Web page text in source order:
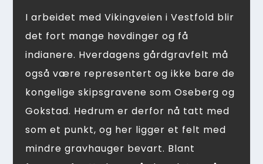
I arbeidet med Vikingveien i Vestfold blir
det fort mange høvdinger og få
indianere. Hverdagens gårdgravfelt må
også være representert og ikke bare de
kongelige skipsgravene som Oseberg og
Gokstad. Hedrum er derfor nå tatt med
som et punkt, og her ligger et felt med
mindre gravhauger bevart. Blant